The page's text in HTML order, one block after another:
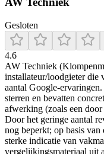
Gesloten
4.6
AW Techniek
installateur/loodgieter die
aantal Google-
sterren en bevatten
afwerking (zoals een
Door het geringe aantal
nog beperkt; op basis
sterke indicatie van
vergelijkingsmateriaal uit